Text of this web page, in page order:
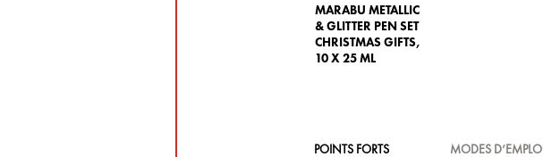
MARABU METALLIC
& GLITTER PEN SET
CHRISTMAS GIFTS,
10 X 25 ML
POINTS FORTS MODES D‘EMPLOI